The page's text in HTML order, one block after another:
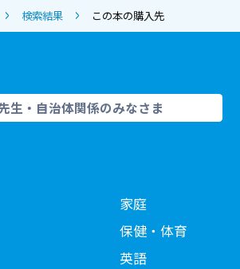
検索結果 この本の購入先
生・自治体関係のみなさま
家庭
保健・体育
英語